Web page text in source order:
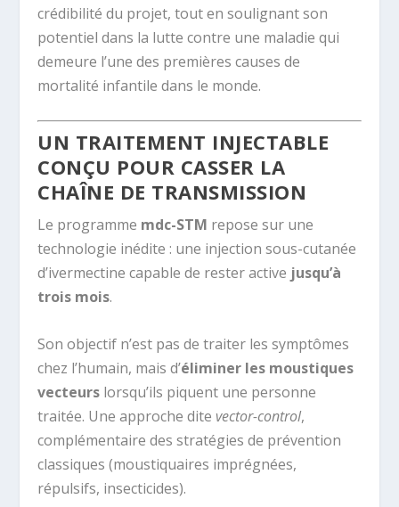
crédibilité du projet, tout en soulignant son
potentiel dans la lutte contre une maladie qui
demeure l’une des premières causes de
mortalité infantile dans le monde.
UN TRAITEMENT INJECTABLE
CONÇU POUR CASSER LA
CHAÎNE DE TRANSMISSION
Le programme mdc-STM repose sur une
technologie inédite : une injection sous-cutanée
d’ivermectine capable de rester active jusqu’à
trois mois.
Son objectif n’est pas de traiter les symptômes
chez l’humain, mais d’éliminer les moustiques
vecteurs lorsqu’ils piquent une personne
traitée. Une approche dite vector-control,
complémentaire des stratégies de prévention
classiques (moustiquaires imprégnées,
répulsifs, insecticides).